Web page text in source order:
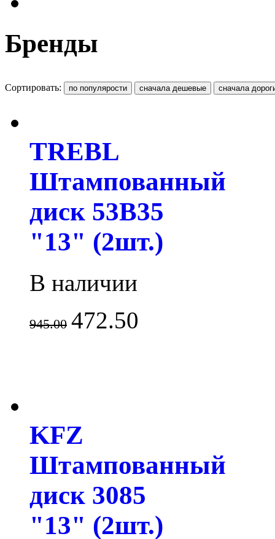
Бренды
Сортировать:
TREBL
Штампованный
диск 53B35
"13" (2шт.)
В наличии
945.00 472.50
KFZ
Штампованный
диск 3085
"13" (2шт.)